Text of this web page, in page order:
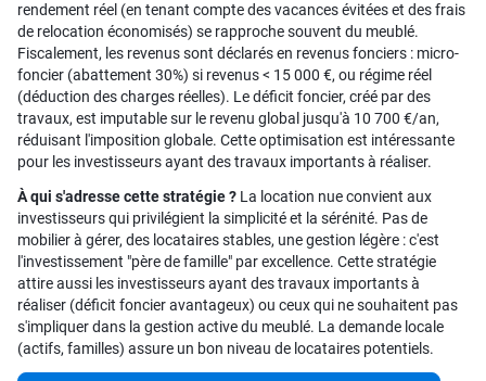
rendement réel (en tenant compte des vacances évitées et des frais
de relocation économisés) se rapproche souvent du meublé.
Fiscalement, les revenus sont déclarés en revenus fonciers : micro-
foncier (abattement 30%) si revenus < 15 000 €, ou régime réel
(déduction des charges réelles). Le déficit foncier, créé par des
travaux, est imputable sur le revenu global jusqu'à 10 700 €/an,
réduisant l'imposition globale. Cette optimisation est intéressante
pour les investisseurs ayant des travaux importants à réaliser.
À qui s'adresse cette stratégie ? La location nue convient aux
investisseurs qui privilégient la simplicité et la sérénité. Pas de
mobilier à gérer, des locataires stables, une gestion légère : c'est
l'investissement "père de famille" par excellence. Cette stratégie
attire aussi les investisseurs ayant des travaux importants à
réaliser (déficit foncier avantageux) ou ceux qui ne souhaitent pas
s'impliquer dans la gestion active du meublé. La demande locale
(actifs, familles) assure un bon niveau de locataires potentiels.